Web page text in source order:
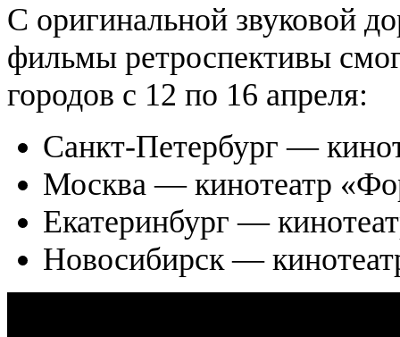
С оригинальной звуковой
фильмы ретроспективы
городов с 12 по 16 апреля:
Санкт-Петербург —
Москва — кинотеатр
Екатеринбург —
Новосибирск —